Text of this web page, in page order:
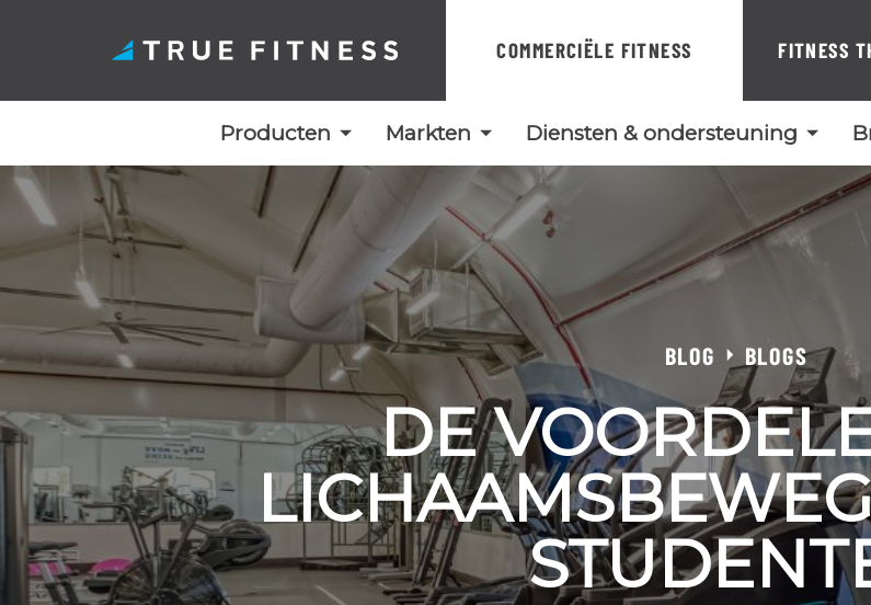
Overslaan
naar
COMMERCIËLE FITNESS FITNESS
Producten Markten Diensten & ondersteuning
BLOG BLOGS
DE